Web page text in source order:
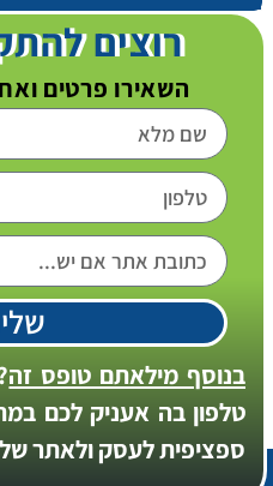
רוצים
השאירו פרטים
בנוסף מילאתם טופס זה
ספציפית לעסק ולאתר